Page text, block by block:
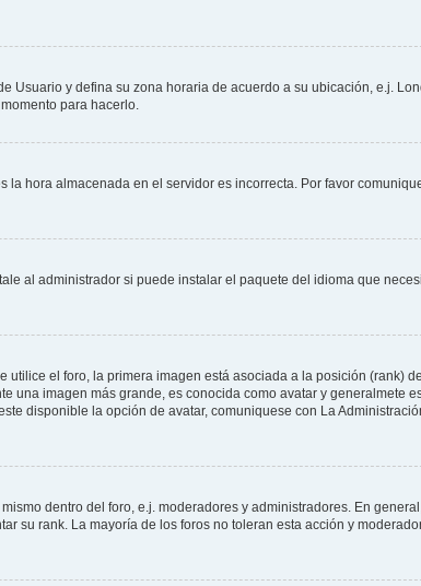
y defina su zona horaria de acuerdo a su ubicación, e.j.
para hacerlo.
hora almacenada en el servidor es incorrecta. Por favor
al administrador si puede instalar el paquete del idioma que
el foro, la primera imagen está asociada a la posición (rank)
una imagen más grande, es conocida como avatar y generalmete
disponible la opción de avatar, comuniquese con La
dentro del foro, e.j. moderadores y administradores. En
su rank. La mayoría de los foros no toleran esta acción y